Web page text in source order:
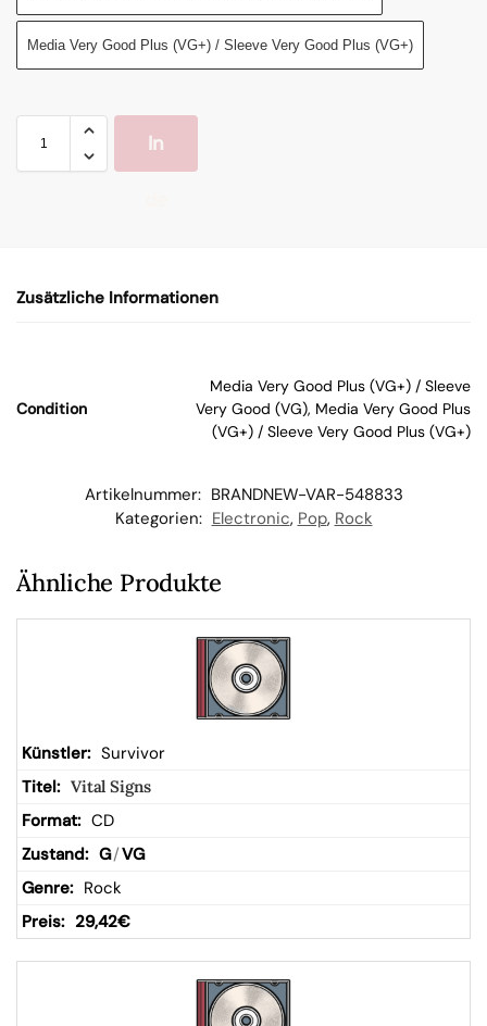
Media Very Good Plus (VG+) / Sleeve Very Good Plus (VG+)
In
W
Zusätzliche Informationen
Condition
Media Very Good Plus (VG+) / Sleeve
Very Good (VG), Media Very Good Plus
(VG+) / Sleeve Very Good Plus (VG+)
Artikelnummer: BRANDNEW-VAR-548833
Kategorien: Electronic, Pop, Rock
Ähnliche Produkte
Survivor
Vital Signs
CD
G/VG
Rock
29,42€